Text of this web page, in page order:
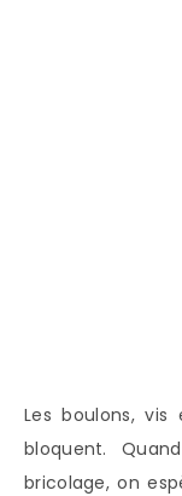
Les boulons,
bloquent.
bricolage, on